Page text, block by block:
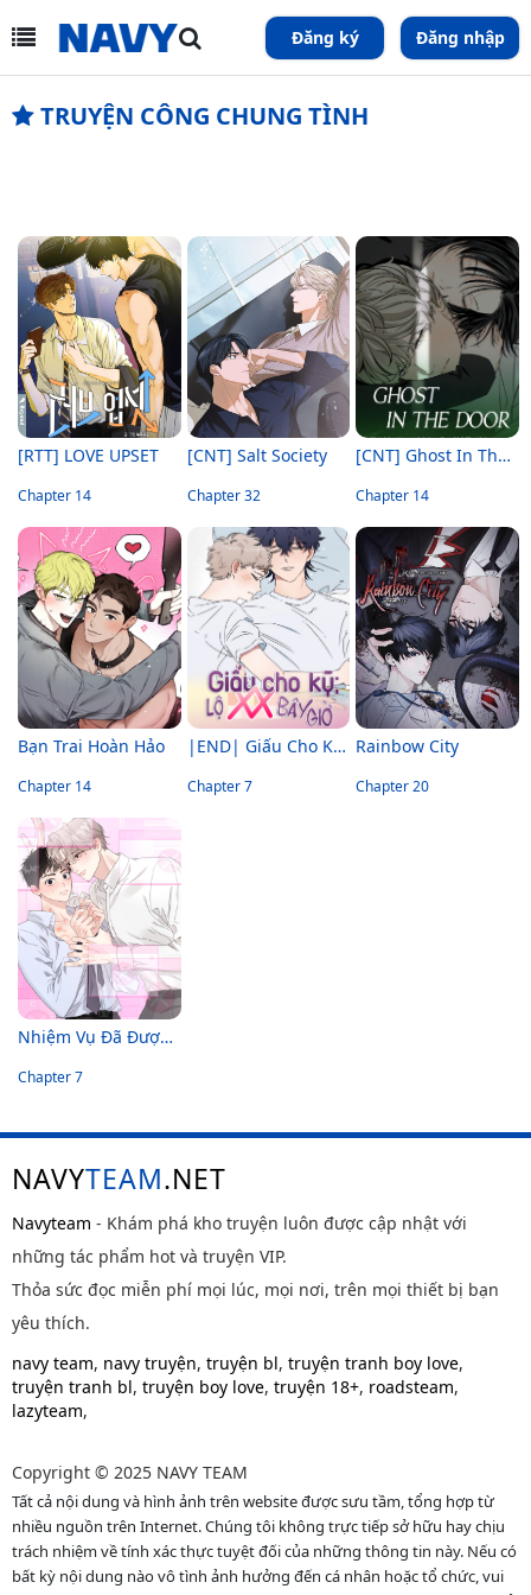
Đăng ký Đăng nhập
TRUYỆN CÔNG CHUNG TÌNH
[RTT] LOVE UPSET
Chapter 14
[CNT] Salt Society
Chapter 32
[CNT] Ghost In The Door
Chapter 14
Bạn Trai Hoàn Hảo
Chapter 14
|END| Giấu Cho Kỹ, Lộ Chim Bé Bây Giờ!!
Chapter 7
Rainbow City
Chapter 20
Nhiệm Vụ Đã Được Hoàn Thành Rồi Mà?
Chapter 7
NAVYTEAM.NET
Navyteam - Khám phá kho truyện luôn được cập nhật với
những tác phẩm hot và truyện VIP.
Thỏa sức đọc miễn phí mọi lúc, mọi nơi, trên mọi thiết bị bạn
yêu thích.
navy team, navy truyện, truyện bl, truyện tranh boy love,
truyện tranh bl, truyện boy love, truyện 18+, roadsteam,
lazyteam,
Copyright © 2025 NAVY TEAM
Tất cả nội dung và hình ảnh trên website được sưu tầm, tổng hợp từ
nhiều nguồn trên Internet. Chúng tôi không trực tiếp sở hữu hay chịu
trách nhiệm về tính xác thực tuyệt đối của những thông tin này. Nếu có
bất kỳ nội dung nào vô tình ảnh hưởng đến cá nhân hoặc tổ chức, vui